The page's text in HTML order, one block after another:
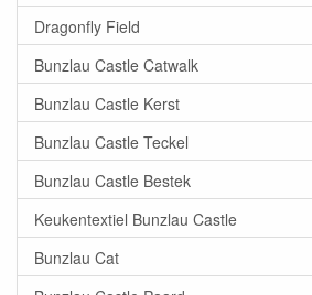
Dragonfly Field
Bunzlau Castle Catwalk
Bunzlau Castle Kerst
Bunzlau Castle Teckel
Bunzlau Castle Bestek
Keukentextiel Bunzlau Castle
Bunzlau Cat